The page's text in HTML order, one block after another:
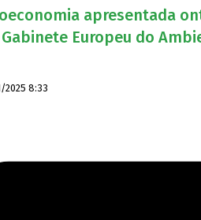
apresentada
Europeu do
2025 8:33